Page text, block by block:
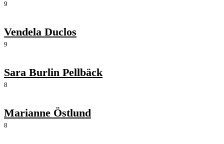
9
Vendela Duclos
9
Sara Burlin Pellbäck
8
Marianne Östlund
8